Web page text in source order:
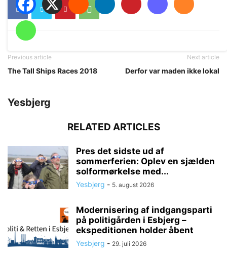
Previous article
The Tall Ships Races 2018
Next article
Derfor var maden ikke lokal
Yesbjerg
RELATED ARTICLES
Pres det sidste ud af
sommerferien: Oplev en sjælden
solformørkelse med...
Yesbjerg - 5. august 2026
Modernisering af indgangsparti
på politigården i Esbjerg –
ekspeditionen holder åbent
Yesbjerg - 29. juli 2026